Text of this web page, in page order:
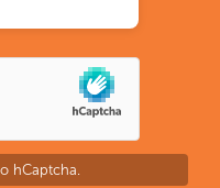
hCaptcha.